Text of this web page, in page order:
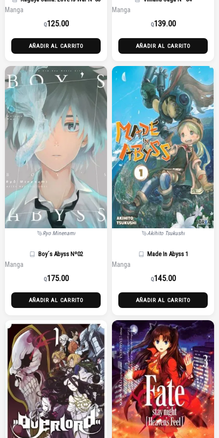
Manga
Q125.00
AÑADIR AL CARRITO
Manga
Q139.00
AÑADIR AL CARRITO
Ryo Minenami
Boy´s Abyss Nº02
Manga
Q175.00
AÑADIR AL CARRITO
Akihito Tsukushi
Made In Abyss 1
Manga
Q145.00
AÑADIR AL CARRITO